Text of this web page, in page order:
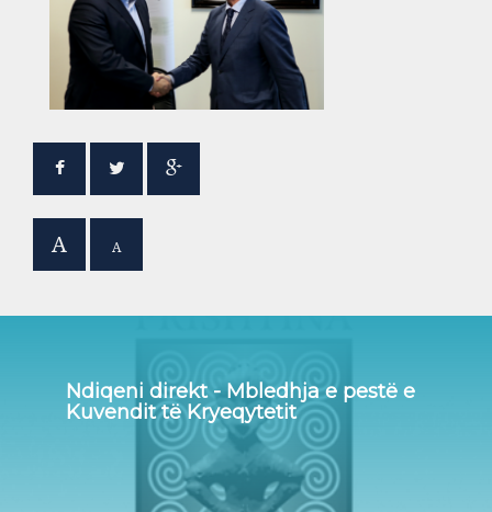
A A
Ndiqeni direkt - Mbledhja e pestë e
Kuvendit të Kryeqytetit